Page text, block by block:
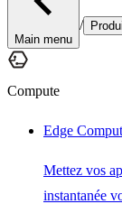
Main menu
/
Compute
Edge
Mettez vos
instantanée